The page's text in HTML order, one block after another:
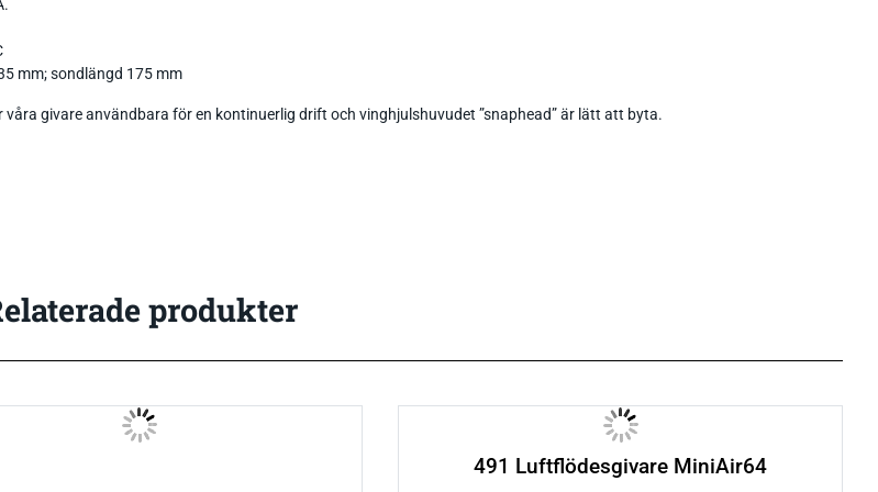
mm; sondlängd 175 mm
givare användbara för en kontinuerlig drift och vinghjulshuvudet ”snaphead” är lätt att byta.
produkter
491 Luftflödesgivare MiniAir64